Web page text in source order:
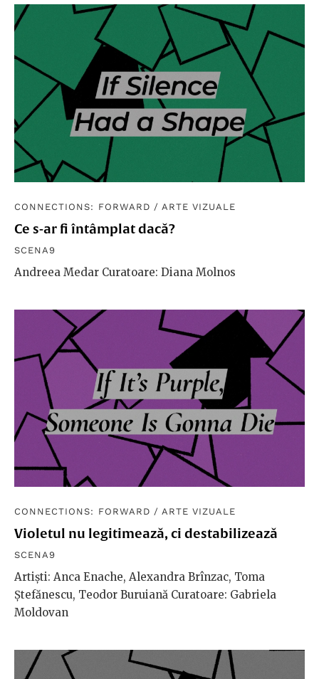
CONNECTIONS: FORWARD / ARTE VIZUALE
Ce s-ar fi întâmplat dacă?
SCENA9
Andreea Medar Curatoare: Diana Molnos
CONNECTIONS: FORWARD / ARTE VIZUALE
Violetul nu legitimează, ci destabilizează
SCENA9
Artiști: Anca Enache, Alexandra Brînzac, Toma
Ștefănescu, Teodor Buruiană Curatoare: Gabriela
Moldovan